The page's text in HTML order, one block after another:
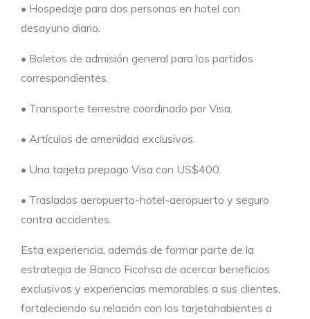
• Hospedaje para dos personas en hotel con
desayuno diario.
• Boletos de admisión general para los partidos
correspondientes.
• Transporte terrestre coordinado por Visa.
• Artículos de amenidad exclusivos.
• Una tarjeta prepago Visa con US$400.
• Traslados aeropuerto-hotel-aeropuerto y seguro
contra accidentes.
Esta experiencia, además de formar parte de la
estrategia de Banco Ficohsa de acercar beneficios
exclusivos y experiencias memorables a sus clientes,
fortaleciendo su relación con los tarjetahabientes a